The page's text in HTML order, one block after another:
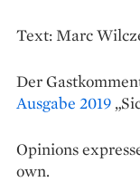
Text: Marc
Der
Ausgabe 2019
Opinions
own.